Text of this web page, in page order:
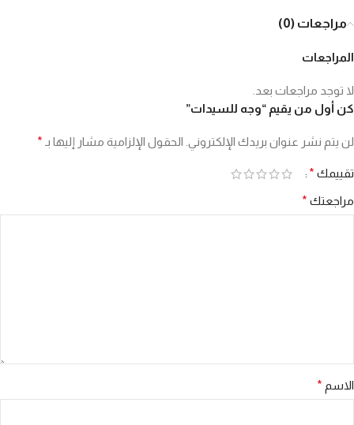
مراجعات (0)
المراجعات
لا توجد مراجعات بعد.
كن أول من يقيم “وجه للسيدات”
لن يتم نشر عنوان بريدك الإلكتروني. الحقول الإلزامية مشار إليها بـ *
تقييمك *
مراجعتك *
الاسم *